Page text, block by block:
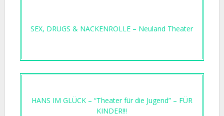
SEX, DRUGS & NACKENROLLE – Neuland Theater
HANS IM GLÜCK – “Theater für die Jugend” – FÜR
KINDER!!!